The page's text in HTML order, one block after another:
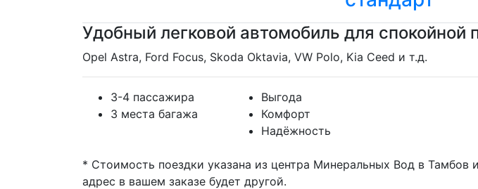
Удобный легковой автомобиль для спокойной
Opel Astra, Ford Focus, Skoda Oktavia, VW Polo, Kia Ceed и т.д.
3-4 пассажира
3 места багажа
Выгода
Комфорт
Надёжность
* Стоимость поездки указана из центра Минеральных Вод в Тамбов
адрес в вашем заказе будет другой.